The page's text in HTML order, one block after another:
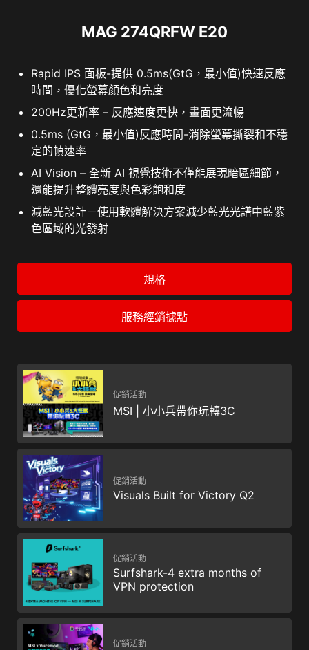
MAG 274QRFW E20
Rapid IPS 面板-提供 0.5ms(GtG，最小值)快速反應
時間，優化螢幕顏色和亮度
200Hz更新率 – 反應速度更快，畫面更流暢
0.5ms (GtG，最小值)反應時間-消除螢幕撕裂和不穩
定的幀速率
AI Vision – 全新 AI 視覺技術不僅能展現暗區細節，
還能提升整體亮度與色彩飽和度
減藍光設計－使用軟體解決方案減少藍光光譜中藍紫
色區域的光發射
規格
服務經銷據點
促銷活動
MSI | 小小兵帶你玩轉3C
促銷活動
Visuals Built for Victory Q2
促銷活動
Surfshark-4 extra months of
VPN protection
促銷活動